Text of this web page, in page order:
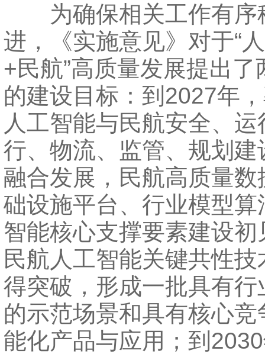
为确保相关工作有序
进，《实施意见》对于“
+民航”高质量发展提出了
的建设目标：到2027年
人工智能与民航安全、运
行、物流、监管、规划建
融合发展，民航高质量数
础设施平台、行业模型算
智能核心支撑要素建设初
民航人工智能关键共性
得突破，形成一批具有行
的示范场景和具有核心竞
能化产品与应用；到